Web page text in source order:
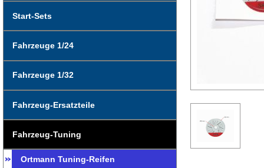
Start-Sets
Fahrzeuge 1/24
Fahrzeuge 1/32
Fahrzeug-Ersatzteile
Fahrzeug-Tuning
Ortmann Tuning-Reifen